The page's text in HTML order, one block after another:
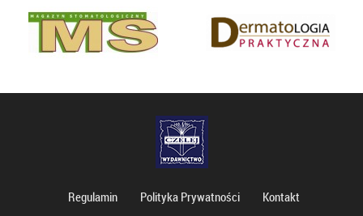
Regulamin Polityka Prywatności Kontakt